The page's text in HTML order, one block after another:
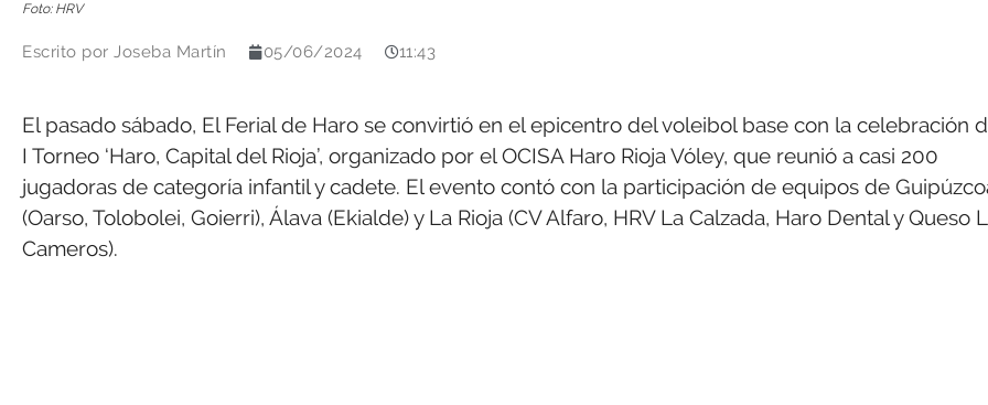
Foto: HRV
Escrito por Joseba Martín 05/06/2024 11:43
El pasado sábado, El Ferial de Haro se convirtió en el epicentro del voleibol base con la celebración
I Torneo ‘Haro, Capital del Rioja’, organizado por el OCISA Haro Rioja Vóley, que reunió a casi 200
jugadoras de categoría infantil y cadete. El evento contó con la participación de equipos de
(Oarso, Tolobolei, Goierri), Álava (Ekialde) y La Rioja (CV Alfaro, HRV La Calzada, Haro Dental y Queso
Cameros).